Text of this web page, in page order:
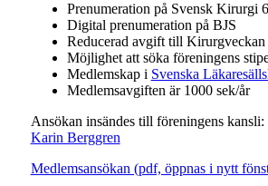
Prenumeration på Svensk Kirurgi
Digital prenumeration på BJS
Reducerad avgift till Kirurgveckan
Möjlighet att söka föreningens
Medlemskap i Svenska
Medlemsavgiften är 1000 sek/år
Ansökan insändes till föreningens kansli:
Karin Berggren
Medlemsansökan (pdf, öppnas i nytt